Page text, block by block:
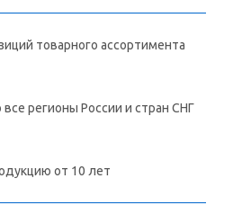
товарного ассортимента
регионы России и стран СНГ
от 10 лет